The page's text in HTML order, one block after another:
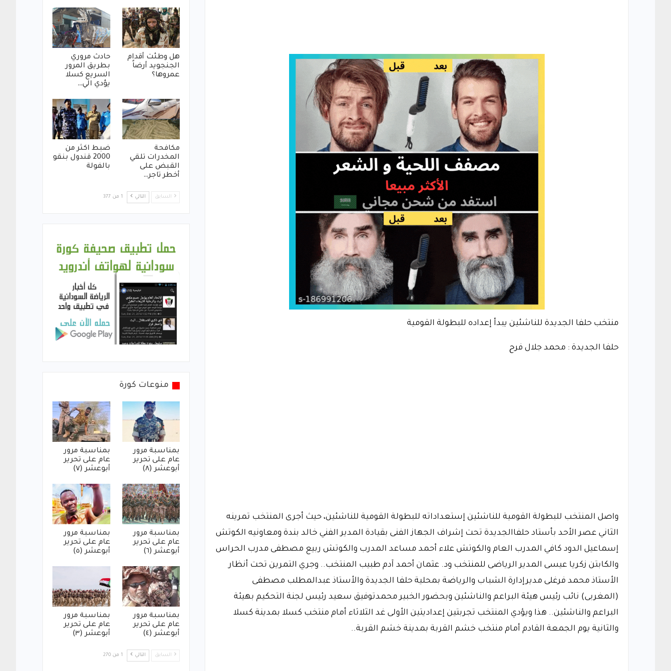
منتخب حلفا الجديدة للناشئين يبدأ إعداده للبطولة القومية
حلفا الجديدة : محمد جلال فرح
واصل المنتخب للبطولة القومية للناشئين إستعداداته للبطولة القومية للناشئين، حيث أجرى المنتخب تمرينه
الثاني عصر الأحد بأستاد حلفاالجديدة تحت إشراف الجهاز الفنى بقيادة المدير الفني خالد بندة ومعاونيه الكوتش
إسماعيل الدود كافي المدرب العام والكوتش علاء أحمد مساعد المدرب والكوتش ربيع مصطفى مدرب الحراس
والكابتن زكريا عيسى المدير الرياضى للمنتخب ود. عثمان أحمد آدم طبيب المنتخب.. وجري التمرين تحت أنظار
الأستاذ محمد فرغلى مديرإدارة الشباب والرياضة بمحلية حلفا الجديدة والأستاذ عبدالمطلب مصطفى
(المغربى) نائب رئيس هيئة البراعم والناشئين وبحضور الخبير محمدتوفيق سعيد رئيس لجنة التحكيم بهيئة
البراعم والناشئين.. هذا ويؤدي المنتخب تجربتين إعداديتين الأولى غد الثلاثاء أمام منتخب كسلا بمدينة كسلا
والثانية يوم الجمعة القادم أمام منتخب خشم القربة بمدينة خشم القربة..
هل وطئت أقدام
الجنجويد أرضاً
عمروها؟
حادث مروري
بطريق المرور
السريع كسلا
يؤدي الي…
مكافحة
المخدرات تلقي
القبض على
أخطر تاجر…
ضبط اكثر من
2000 قندول بنقو
بالفولة
السابق التالي 1 من 377
منوعات كورة
بمناسبة مرور
عام على تحرير
أبوعشر (٨)
بمناسبة مرور
عام على تحرير
أبوعشر (٧)
بمناسبة مرور
عام على تحرير
أبوعشر (٦)
بمناسبة مرور
عام على تحرير
أبوعشر (٥)
بمناسبة مرور
عام على تحرير
أبوعشر (٤)
بمناسبة مرور
عام على تحرير
أبوعشر (٣)
السابق التالي 1 من 270